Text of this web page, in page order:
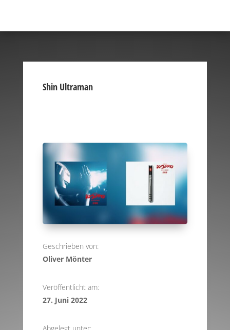
Shin Ultraman
Geschrieben von:
Oliver Mönter
Veröffentlicht am:
27. Juni 2022